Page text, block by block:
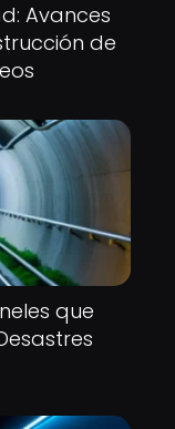
Avances
de
que